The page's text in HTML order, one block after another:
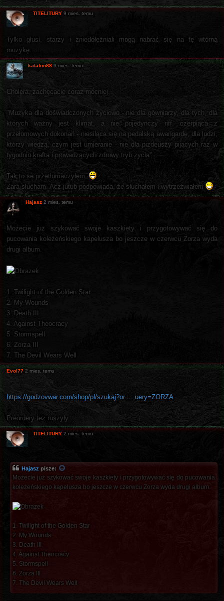
TITELITURY 9 mies. temu
Tylko głusi, starzy i zniedołężniali mogą nabrać się na tę wtórną
muzykę.
kataton88 9 mies. temu
Cholera, zachęcacie coraz mocniej.
"Muzyka dla doświadczonych życiowo - nie dla gówniarzy, dla tych, dla
których ważny jest klimat, a nie pojedynczy riff, czerpiąca z
przełomowych dokonań - niesiląca się na pedalską awangardę, dla ludzi,
którzy wiedzą, czym jest umieranie - nie dla pizdeuszy pijących raz w
tygodniu krafta i prowadzących zdrowy tryb życia".
Tak to se przetłumaczyłem.
Zara słucham. Acz jutub podpowiada, że słuchałem i wytrzeźwiałem
Hajasz 2 mies. temu
Możecie już szykować swoje kaszkiety i przygotowywać się do
pucowania koleżeńskiego kapelusza bo jeszcze w czerwcu Zorza wyda
drugi album.
1. Twilight of the Golden Star
2. My Wounds
3. Death III
4. Against Theocracy
5. Stormspell
6. Zorza III
7. The Devil Wears Well
Evol77 2 mies. temu
https://godzovwar.com/shop/pl/szukaj?or ... uery=ZORZA
Preordery też ruszyły.
TITELITURY 2 mies. temu
Hajasz pisze:
Możecie już szykować swoje kaszkiety i przygotowywać się do pucowania
koleżeńskiego kapelusza bo jeszcze w czerwcu Zorza wyda drugi album.
1. Twilight of the Golden Star
2. My Wounds
3. Death III
4. Against Theocracy
5. Stormspell
6. Zorza III
7. The Devil Wears Well